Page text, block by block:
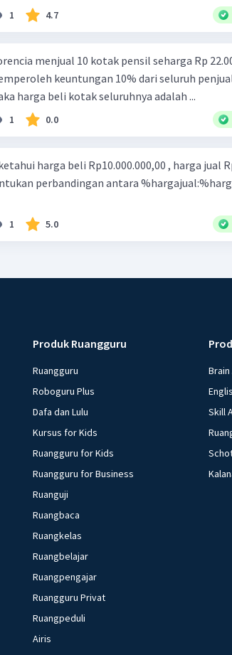
1 4.7
menjual 10 kotak pensil seharga Rp
keuntungan 10% dari seluruh
harga beli kotak seluruhnya adalah ...
1 0.0
harga beli Rp10.000.000,00 , harga jual
perbandingan antara
1 5.0
Produk Ruangguru
Ruangguru
Roboguru Plus
Dafa dan Lulu
Kursus for Kids
Ruangguru for Kids
Ruangguru for Business
Ruanguji
Ruangbaca
Ruangkelas
Ruangbelajar
Ruangpengajar
Ruangguru Privat
Ruangpeduli
Airis
Skill